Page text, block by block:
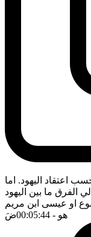
اعتقاد اليهود. اما
الفرق ما بين اليهود
او عيسى ابن مريم
هو - 00:05:44 ضَ